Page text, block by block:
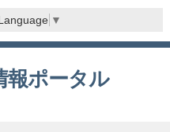
▼
報ポータル